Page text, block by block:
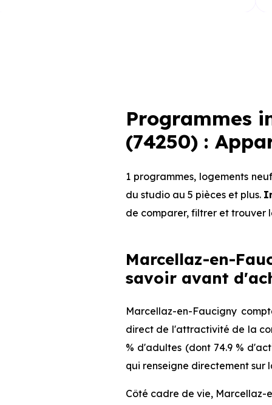
Programmes
(74250) :
1 programmes, logements
du studio au 5 pièces et plus.
de comparer, filtrer et trouver
Marcellaz-en-
savoir avant
Marcellaz-en-Faucigny
direct de l'attractivité de la
% d'adultes (dont 74.9 %
qui renseigne directement sur
Côté cadre de vie, Marcellaz-